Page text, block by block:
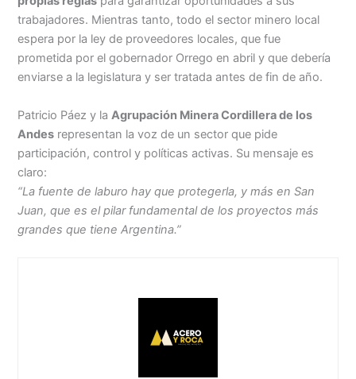
trabajadores. Mientras tanto, todo el sector minero local
espera por la ley de proveedores locales, que fue
prometida por el gobernador Orrego en abril y que debería
enviarse a la legislatura y ser tratada antes de fin de año.
Patricio Páez y laAgrupación Minera Cordillera de los
Andes representan la voz de un sector que pide
participación, control y políticas activas. Su mensaje es
claro:
“La fuente de laburo hay que protegerla, y más en San
Juan, que es el pilar fundamental de los proyectos más
grandes que tiene Argentina.”